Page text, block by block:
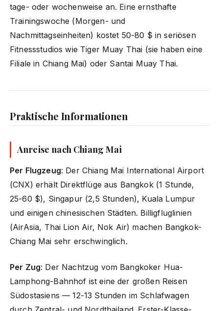
tage- oder wochenweise an. Eine ernsthafte
Trainingswoche (Morgen- und
Nachmittagseinheiten) kostet 50-80 $ in seriösen
Fitnessstudios wie Tiger Muay Thai (sie haben eine
Filiale in Chiang Mai) oder Santai Muay Thai.
Praktische Informationen
Anreise nach Chiang Mai
Per Flugzeug: Der Chiang Mai International Airport
(CNX) erhält Direktflüge aus Bangkok (1 Stunde,
25-60 $), Singapur (2,5 Stunden), Kuala Lumpur
und einigen chinesischen Städten. Billigfluglinien
(AirAsia, Thai Lion Air, Nok Air) machen Bangkok-
Chiang Mai sehr erschwinglich.
Per Zug: Der Nachtzug vom Bangkoker Hua-
Lamphong-Bahnhof ist eine der großen Reisen
Südostasiens — 12-13 Stunden im Schlafwagen